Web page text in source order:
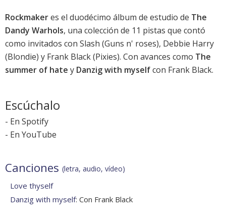
Rockmakeres el duodécimo álbum de estudio de The
Dandy Warhols, una colección de 11 pistas que contó
como invitados con Slash (Guns n' roses), Debbie Harry
(Blondie) y Frank Black (Pixies). Con avances como The
summer of hate y Danzig with myselfcon Frank Black.
Escúchalo
- En Spotify
- En YouTube
Canciones (letra, audio, vídeo)
Love thyself
Danzig with myself: Con Frank Black